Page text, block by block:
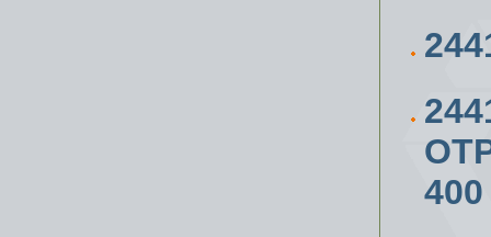
400